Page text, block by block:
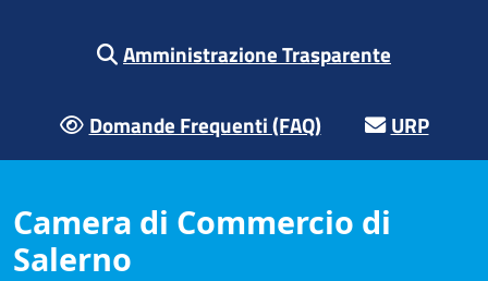
Amministrazione Trasparente
Domande Frequenti (FAQ) URP
Camera di Commercio di
Salerno